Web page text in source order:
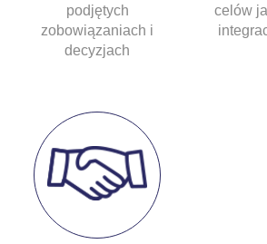
podjętych
zobowiązaniach i
decyzjach
celów